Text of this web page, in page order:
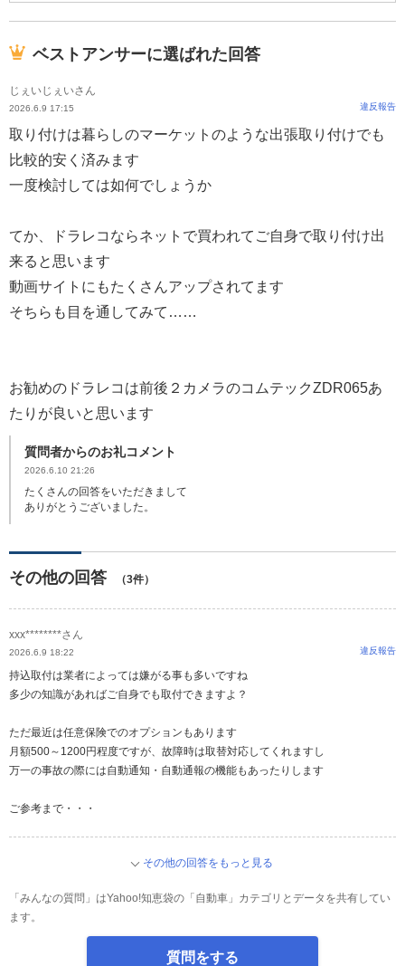
ベストアンサーに選ばれた回答
じぇいじぇいさん
2026.6.9 17:15 違反報告
取り付けは暮らしのマーケットのような出張取り付けでも
比較的安く済みます
一度検討しては如何でしょうか
てか、ドラレコならネットで買われてご自身で取り付け出
来ると思います
動画サイトにもたくさんアップされてます
そちらも目を通してみて……
お勧めのドラレコは前後２カメラのコムテックZDR065あ
たりが良いと思います
質問者からのお礼コメント
2026.6.10 21:26
たくさんの回答をいただきまして
ありがとうございました。
その他の回答 （3件）
xxx********さん
2026.6.9 18:22 違反報告
持込取付は業者によっては嫌がる事も多いですね
多少の知識があればご自身でも取付できますよ？
ただ最近は任意保険でのオプションもあります
月額500～1200円程度ですが、故障時は取替対応してくれますし
万一の事故の際には自動通知・自動通報の機能もあったりします
ご参考まで・・・
その他の回答をもっと見る
「みんなの質問」はYahoo!知恵袋の「自動車」カテゴリとデータを共有してい
ます。
質問をする